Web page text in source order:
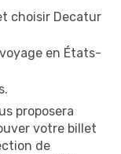
choisir Decatur
en États-
proposera
votre billet
de